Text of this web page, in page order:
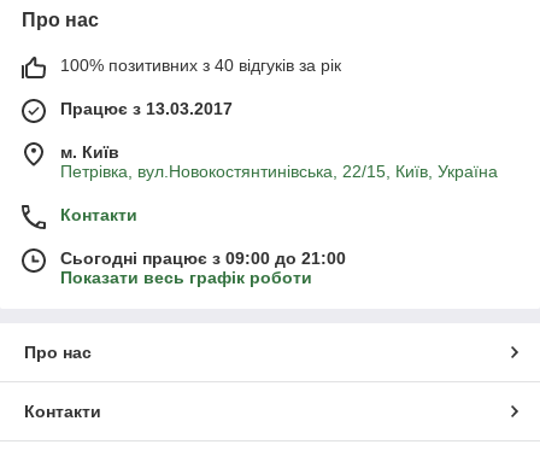
Про нас
100% позитивних з 40 відгуків за рік
Працює з 13.03.2017
м. Київ
Петрівка, вул.Новокостянтинівська, 22/15, Київ, Україна
Контакти
Сьогодні працює з 09:00 до 21:00
Показати весь графік роботи
Про нас
Контакти